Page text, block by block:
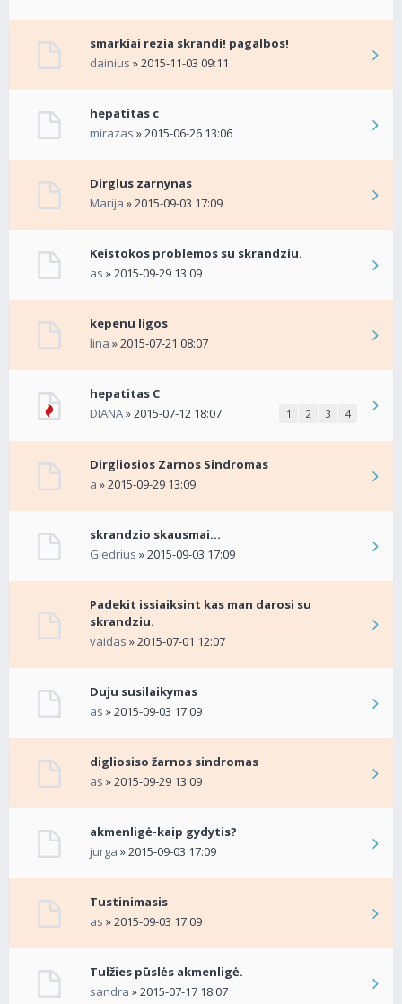
smarkiai rezia skrandi! pagalbos!
dainius » 2015-11-03 09:11
hepatitas c
mirazas » 2015-06-26 13:06
Dirglus zarnynas
Marija » 2015-09-03 17:09
Keistokos problemos su skrandziu.
as » 2015-09-29 13:09
kepenu ligos
lina » 2015-07-21 08:07
hepatitas C
DIANA» 2015-07-12 18:07 1 2 3 4
Dirgliosios Zarnos Sindromas
a » 2015-09-29 13:09
skrandzio skausmai...
Giedrius » 2015-09-03 17:09
Padekit issiaiksint kas man darosi su
skrandziu.
vaidas » 2015-07-01 12:07
Duju susilaikymas
as » 2015-09-03 17:09
digliosiso žarnos sindromas
as » 2015-09-29 13:09
akmenligė-kaip gydytis?
jurga » 2015-09-03 17:09
Tustinimasis
as » 2015-09-03 17:09
Tulžies pūslės akmenligė.
sandra » 2015-07-17 18:07